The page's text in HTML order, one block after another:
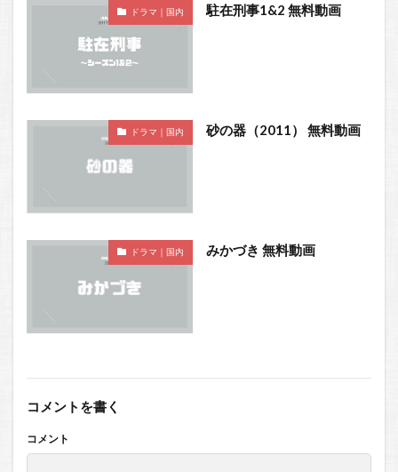
ドラマ｜国内 駐在刑事1&2 無料動画
ドラマ｜国内 砂の器（2011） 無料動画
ドラマ｜国内 みかづき 無料動画
コメントを書く
コメント